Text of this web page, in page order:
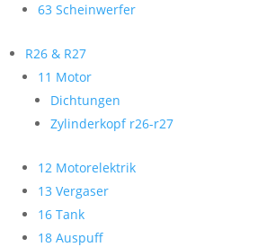
63 Scheinwerfer
R26 & R27
11 Motor
Dichtungen
Zylinderkopf r26-r27
12 Motorelektrik
13 Vergaser
16 Tank
18 Auspuff